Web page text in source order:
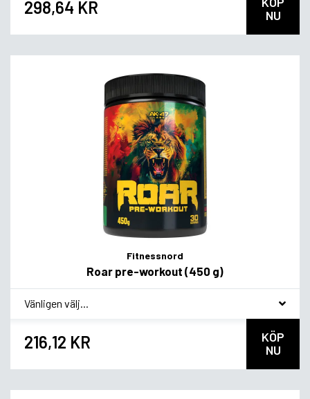
298,64 KR
NU
Fitnessnord
Roar pre-workout (450 g)
* Smagsvariant
216,12 KR
KÖP
NU